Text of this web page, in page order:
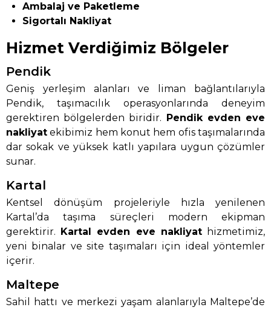
Ambalaj ve Paketleme
Sigortalı Nakliyat
Hizmet Verdiğimiz Bölgeler
Pendik
Geniş yerleşim alanları ve liman bağlantılarıyla
Pendik, taşımacılık operasyonlarında deneyim
gerektiren bölgelerden biridir.
Pendik evden eve
nakliyat ekibimiz hem konut hem ofis taşımalarında
dar sokak ve yüksek katlı yapılara uygun çözümler
sunar.
Kartal
Kentsel dönüşüm projeleriyle hızla yenilenen
Kartal’da taşıma süreçleri modern ekipman
gerektirir.
Kartal evden eve nakliyathizmetimiz,
yeni binalar ve site taşımaları için ideal yöntemler
içerir.
Maltepe
Sahil hattı ve merkezi yaşam alanlarıyla Maltepe’de